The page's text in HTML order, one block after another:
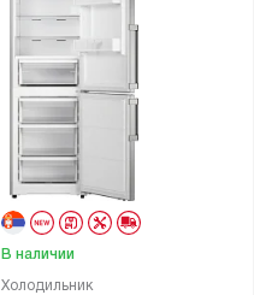
Холодильник
В наличии